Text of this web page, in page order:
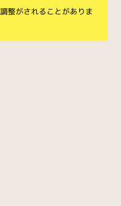
整がされることがありま